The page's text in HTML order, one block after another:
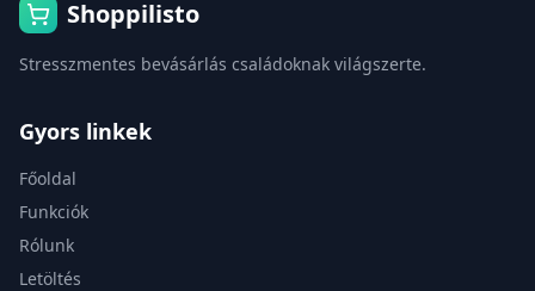
Shoppilisto
Stresszmentes bevásárlás családoknak világszerte.
Gyors linkek
Főoldal
Funkciók
Rólunk
Letöltés